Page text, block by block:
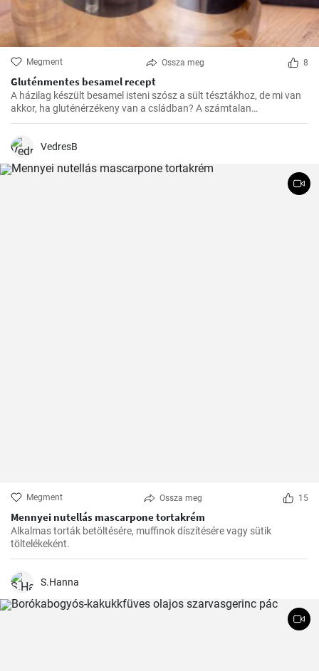
Megment Ossza meg 8
Gluténmentes besamel recept
A házilag készült besamel isteni szósz a sült tésztákhoz, de mi van
akkor, ha gluténérzékeny van a csládban? A számtalan
gluténmentes változat közül nekem eddig ez vált be a legjobban,
képest.VedresB
Megment Ossza meg 15
Mennyei nutellás mascarpone tortakrém
Alkalmas torták betöltésére, muffinok díszítésére vagy sütik
töltelékeként.
S.Hanna